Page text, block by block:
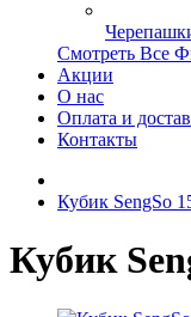
Смотреть Все
Акции
О нас
Оплата и
Контакты
Кубик SengSo
Кубик